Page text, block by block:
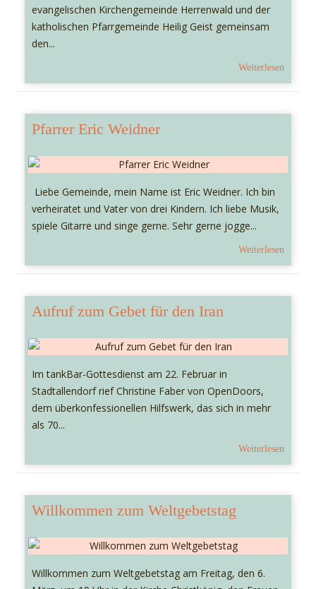
evangelischen Kirchengemeinde Herrenwald und der
katholischen Pfarrgemeinde Heilig Geist gemeinsam
den...
Weiterlesen
Pfarrer Eric Weidner
Liebe Gemeinde, mein Name ist Eric Weidner. Ich bin
verheiratet und Vater von drei Kindern. Ich liebe Musik,
spiele Gitarre und singe gerne. Sehr gerne jogge...
Weiterlesen
Aufruf zum Gebet für den Iran
Im tankBar-Gottesdienst am 22. Februar in
Stadtallendorf rief Christine Faber von OpenDoors,
dem überkonfessionellen Hilfswerk, das sich in mehr
als 70...
Weiterlesen
Willkommen zum Weltgebetstag
Willkommen zum Weltgebetstag am Freitag, den 6.